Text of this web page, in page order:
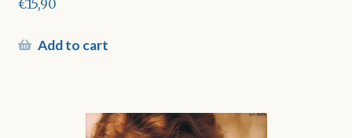
€15,90
Add to cart